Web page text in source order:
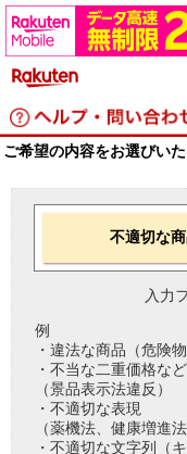
ご希望の内容をお選びい
不適切な
入力
例
・違法な商品（危険物
・不当な二重価格など
（景品表示法違反）
・不適切な表現
（薬機法、健康増進
・不適切な文字列（